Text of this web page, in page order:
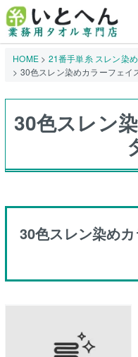
HOME
21番手単糸 スレン染
30色スレン染めカラーフェイ
30色スレン
30色スレン染め